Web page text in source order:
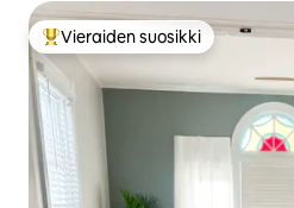
Vieraiden suosikkien
Vieraiden suosikki